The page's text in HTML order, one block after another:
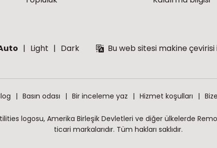
Light Dark
Bu web sitesi makine
Basın odası Bir inceleme yaz Hizmet koşulları
logosu, Amerika Birleşik Devletleri ve diğer ülkelerde
ticari markalarıdır. Tüm hakları saklıdır.